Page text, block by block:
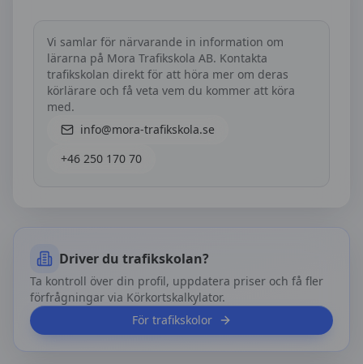
Vi samlar för närvarande in information om
lärarna på Mora Trafikskola AB. Kontakta
trafikskolan direkt för att höra mer om deras
körlärare och få veta vem du kommer att köra
med.
info@mora-trafikskola.se
+46 250 170 70
Driver du trafikskolan?
Ta kontroll över din profil, uppdatera priser och få fler
förfrågningar via Körkortskalkylator.
För trafikskolor